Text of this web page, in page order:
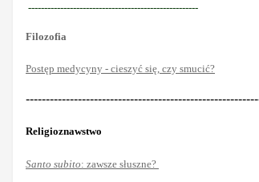
-----------------------------------------------------
Filozofia
Postęp medycyny - cieszyć się, czy smucić?
Religioznawstwo
Santo subito: zawsze słuszne?